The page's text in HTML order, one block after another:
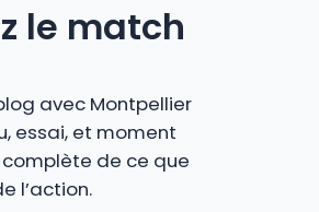
le match
avec Montpellier
essai, et moment
de ce que
l’action.